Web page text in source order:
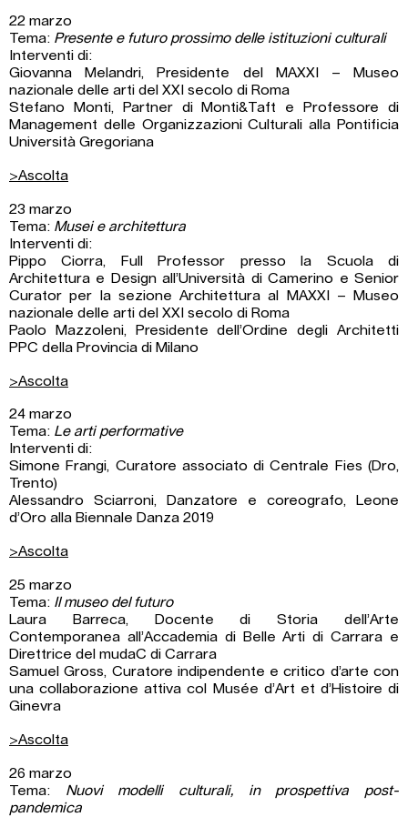
22 marzo
Tema: Presente e futuro prossimo delle istituzioni culturali
Interventi di:
Giovanna Melandri, Presidente del MAXXI – Museo
nazionale delle arti del XXI secolo di Roma
Stefano Monti, Partner di Monti&Taft e Professore di
Management delle Organizzazioni Culturali alla Pontificia
Università Gregoriana
>Ascolta
23 marzo
Tema: Musei e architettura
Interventi di:
Pippo Ciorra, Full Professor presso la Scuola di
Architettura e Design all’Università di Camerino e Senior
Curator per la sezione Architettura al MAXXI – Museo
nazionale delle arti del XXI secolo di Roma
Paolo Mazzoleni, Presidente dell’Ordine degli Architetti
PPC della Provincia di Milano
>Ascolta
24 marzo
Tema: Le arti performative
Interventi di:
Simone Frangi, Curatore associato di Centrale Fies (Dro,
Trento)
Alessandro Sciarroni, Danzatore e coreografo, Leone
d’Oro alla Biennale Danza 2019
>Ascolta
25 marzo
Tema: Il museo del futuro
Laura Barreca, Docente di Storia dell’Arte
Contemporanea all’Accademia di Belle Arti di Carrara e
Direttrice del mudaC di Carrara
Samuel Gross, Curatore indipendente e critico d’arte con
una collaborazione attiva col Musée d’Art et d’Histoire di
Ginevra
>Ascolta
26 marzo
Tema: Nuovi modelli culturali, in prospettiva post-
pandemica